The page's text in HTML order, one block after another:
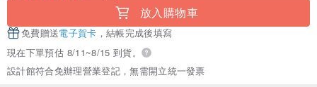
放入購物車
免費贈送電子賀卡 ，結帳完成後填寫
現在下單預估 8/11~8/15 到貨。
設計館符合免辦理營業登記，無需開立統一發票